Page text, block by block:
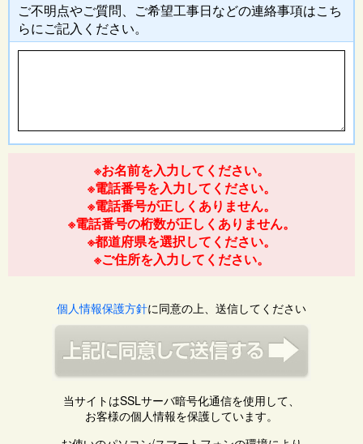
ご不明点やご質問、ご希望工事日などの連絡事項はこち
らにご記入 ください。
※お名前を入力してください。
※電話番号を入力してください。
※電話番号が正しくありません。
※電話番号の桁数が正しくありません。
※都道府県を選択してください。
※ご住所を入力してください。
個人情報保護方針に同意の上、送信してください
当サイトはSSLサーバ暗号化通信を使用して、
お客様の個人情報を保護しています。